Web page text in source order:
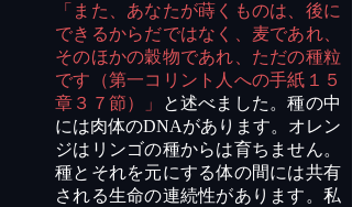
「また、あなたが蒔くものは、後に
できるからだではなく、麦であれ、
そのほかの穀物であれ、ただの種粒
です（第一コリント人への手紙１５
章３７節）」
と述べました。種の中
には肉体のDNAがあります。オレン
ジはリンゴの種からは育ちません。
種とそれを元にする体の間には共有
される生命の連続性があります。私